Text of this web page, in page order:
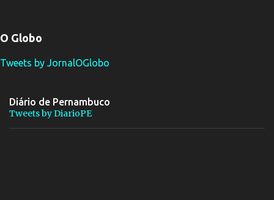
O Globo
Tweets by JornalOGlobo
Diário de Pernambuco
Tweets by DiarioPE